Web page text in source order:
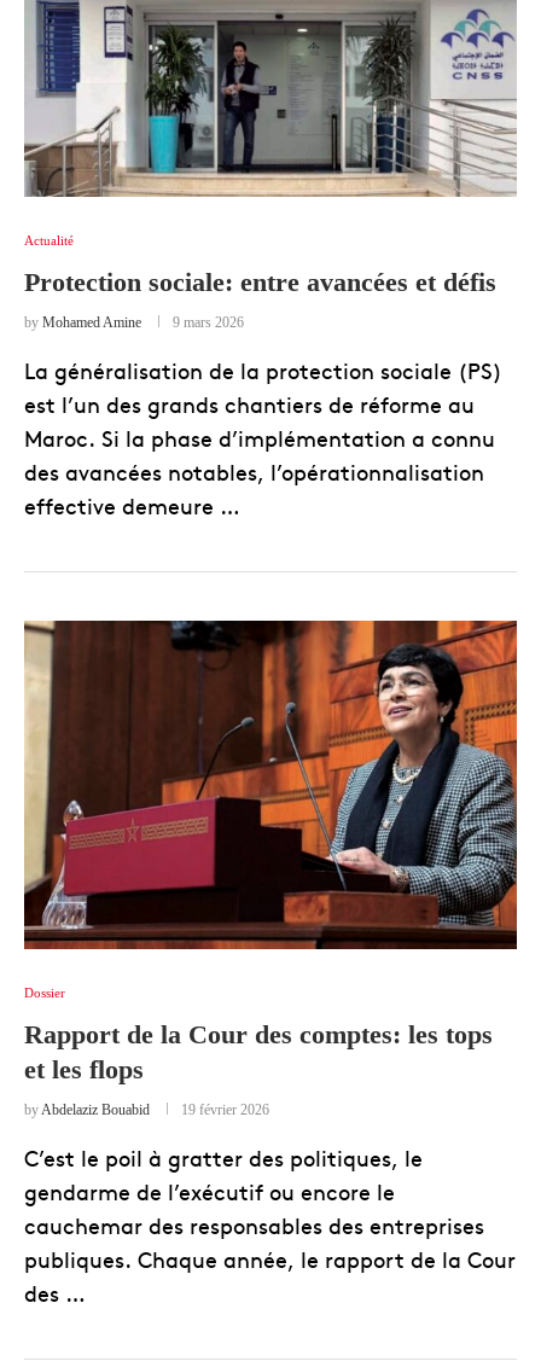
Actualité
Protection sociale: entre avancées et défis
by Mohamed Amine 9 mars 2026
La généralisation de la protection sociale (PS)
est l’un des grands chantiers de réforme au
Maroc. Si la phase d’implémentation a connu
des avancées notables, l’opérationnalisation
effective demeure …
Dossier
Rapport de la Cour des comptes: les tops
et les flops
byAbdelaziz Bouabid 19 février 2026
C’est le poil à gratter des politiques, le
gendarme de l’exécutif ou encore le
cauchemar des responsables des entreprises
publiques. Chaque année, le rapport de la Cour
des …